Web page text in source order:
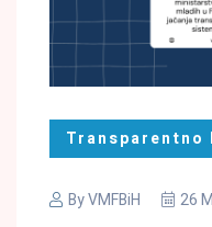
Transparentno
ByVMFBiH 26